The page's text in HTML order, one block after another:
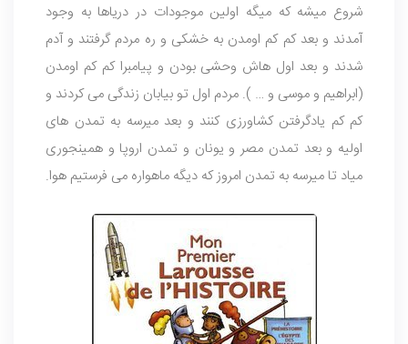
شروع میشه که میگه اولین موجودات در دریاها به وجود
آمدند و بعد کم کم اومدن به خشکی و ره مردم گرفتند و آدم
شدند و بعد اول هاش وحشی بودن و پیامبرا کم کم اومدن
(ابراهیم و موسی و … ). مردم اول تو بیابان زندگی می کردند و
کم کم یادگرفتن کشاورزی کنند و بعد میرسه به تمدن های
اولیه و بعد تمدن مصر و یونان و تمدن اروپا و همینجوری
میاد تا میرسه به تمدن امروز که دیگه ماهواره می فرستیم هوا.